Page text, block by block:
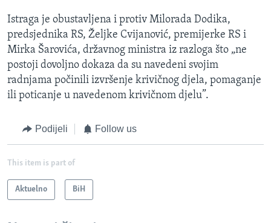
Istraga je obustavljena i protiv Milorada Dodika,
predsjednika RS, Željke Cvijanović, premijerke RS i
Mirka Šarovića, državnog ministra iz razloga što „ne
postoji dovoljno dokaza da su navedeni svojim
radnjama počinili izvršenje krivičnog djela, pomaganje
ili poticanje u navedenom krivičnom djelu”.
Podijeli Follow us
This item is part of
Aktuelno BiH